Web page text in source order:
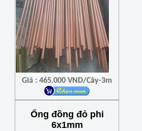
Giá : 465.000 VND/Cây-3m
Ống đồng đỏ phi
6x1mm